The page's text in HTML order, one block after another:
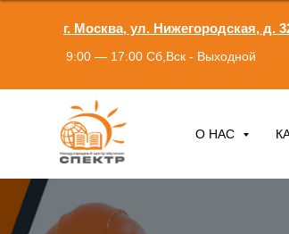
г. Москва, ул. Нижегородская, д.
9:00 — 17:00 Сб,Вск - Выходной
О НАС